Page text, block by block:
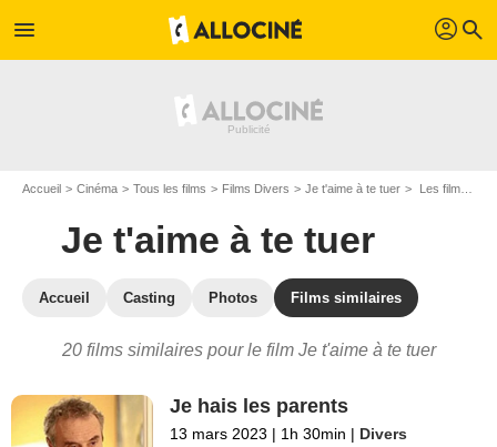
menu profil search
Accueil Cinéma Tous les films Films Divers Je t'aime à te tuer Les films similaires à "Je t'aime à te tuer"
Je t'aime à te tuer
Accueil Casting Photos Films similaires
20 films similaires pour le film Je t'aime à te tuer
Je hais les parents
13 mars 2023 | 1h 30min | Divers